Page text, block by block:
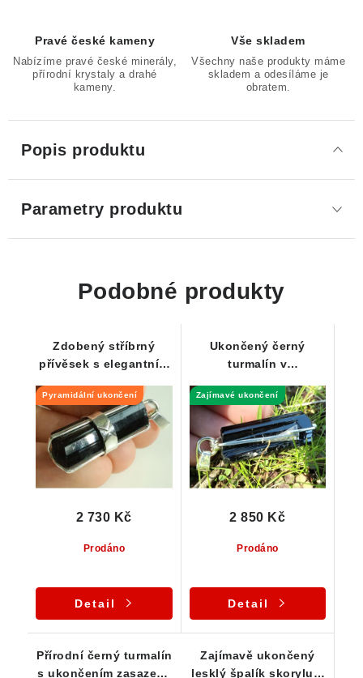
Pravé české kameny
Nabízíme pravé české minerály,
přírodní krystaly a drahé
kameny.
Vše skladem
Všechny naše produkty máme
skladem a odesíláme je
obratem.
Popis produktu
Parametry produktu
Podobné produkty
Zdobený stříbrný
přívěsek s elegantním
ČR
Pyramidální ukončení
Prodáno
2 730 Kč
Detail
Ukončený černý
turmalín v
stříbrném přívěsku
Zajímavé ukončení
Prodáno
2 850 Kč
Detail
Přírodní černý turmalín
s ukončením zasazený
Zajímavě ukončený
lesklý špalík skorylu s